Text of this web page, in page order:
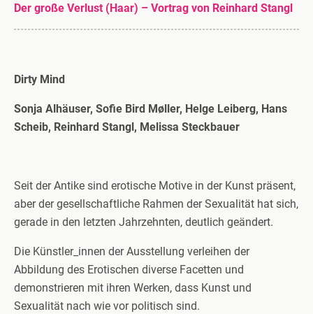
Der große Verlust (Haar) – Vortrag von Reinhard Stangl
Dirty Mind
Sonja Alhäuser, Sofie Bird Møller, Helge Leiberg, Hans
Scheib, Reinhard Stangl, Melissa Steckbauer
Seit der Antike sind erotische Motive in der Kunst präsent,
aber der gesellschaftliche Rahmen der Sexualität hat sich,
gerade in den letzten Jahrzehnten, deutlich geändert.
Die Künstler_innen der Ausstellung verleihen der
Abbildung des Erotischen diverse Facetten und
demonstrieren mit ihren Werken, dass Kunst und
Sexualität nach wie vor politisch sind.